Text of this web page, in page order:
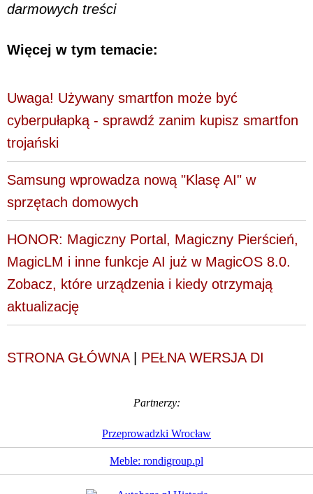
darmowych treści
Więcej w tym temacie:
Uwaga! Używany smartfon może być
cyberpułapką - sprawdź zanim kupisz smartfon
trojański
Samsung wprowadza nową "Klasę AI" w
sprzętach domowych
HONOR: Magiczny Portal, Magiczny Pierścień,
MagicLM i inne funkcje AI już w MagicOS 8.0.
Zobacz, które urządzenia i kiedy otrzymają
aktualizację
STRONA GŁÓWNA| PEŁNA WERSJA DI
Partnerzy:
Przeprowadzki Wrocław
Meble: rondigroup.pl